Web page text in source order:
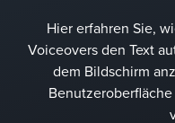
Hier erfahren Sie,
Voiceovers den Text
dem Bildschirm